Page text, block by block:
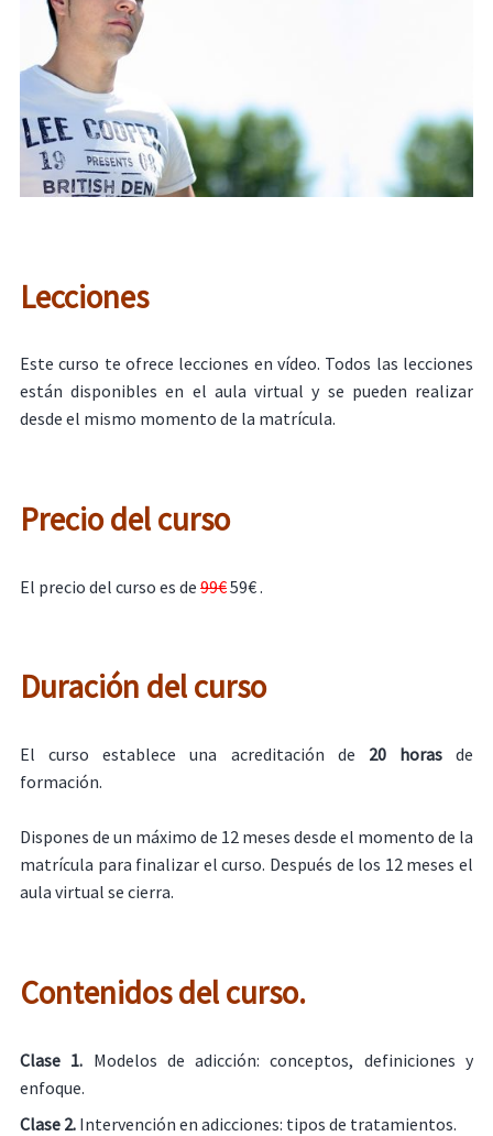
Lecciones
Este curso te ofrece lecciones en vídeo. Todos las lecciones
están disponibles en el aula virtual y se pueden realizar
desde el mismo momento de la matrícula.
Precio del curso
El precio del curso es de 99€59€ .
Duración del curso
El curso establece una acreditación de 20 horasde
formación.
Dispones de un máximo de 12 meses desde el momento de la
matrícula para finalizar el curso. Después de los 12 meses el
aula virtual se cierra.
Contenidos del curso.
Clase 1. Modelos de adicción: conceptos, definiciones y
enfoque.
Clase 2. Intervención en adicciones: tipos de tratamientos.